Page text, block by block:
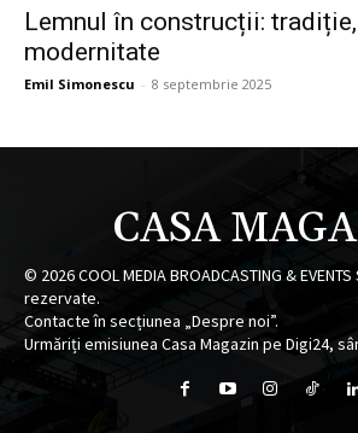
Lemnul în construcții:
modernitate
Emil Simonescu - 8 septembrie 2025
CASA
© 2026COOL MEDIA BROADCASTING &
rezervate.
Contacte în secțiunea „Despre noi”.
Urmăriți emisiunea Casa Magazin pe Digi24,